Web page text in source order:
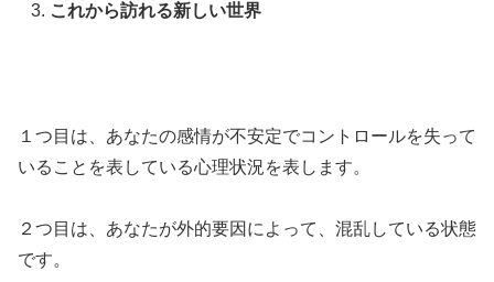
これから訪れる新しい世界
１つ目は、あなたの感情が不安定でコントロールを失って
いることを表している心理状況を表します。
２つ目は、あなたが外的要因によって、混乱している状態
です。